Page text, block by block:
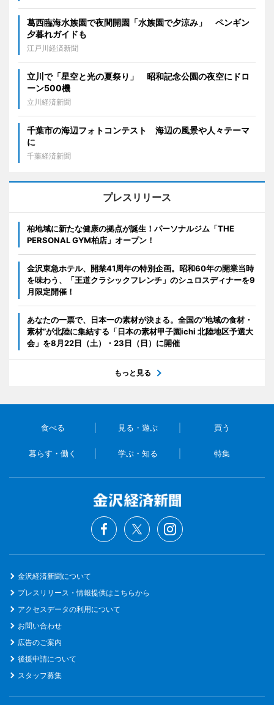
葛西臨海水族園で夜間開園「水族園で夕涼み」 ペンギン
夕暮れガイドも
江戸川経済新聞
立川で「星空と光の夏祭り」 昭和記念公園の夜空にドロ
ーン500機
立川経済新聞
千葉市の海辺フォトコンテスト 海辺の風景や人々テーマ
に
千葉経済新聞
プレスリリース
柏地域に新たな健康の拠点が誕生！パーソナルジム「THE
PERSONAL GYM柏店」オープン！
金沢東急ホテル、開業41周年の特別企画。昭和60年の開業当時
を味わう、「王道クラシックフレンチ」のシュロスディナーを9
月限定開催！
あなたの一票で、日本一の素材が決まる。全国の“地域の食材・
素材”が北陸に集結する「日本の素材甲子園ichi 北陸地区予選大
会」を8月22日（土）・23日（日）に開催
もっと見る
食べる 見る・遊ぶ 買う
暮らす・働く 学ぶ・知る 特集
金沢経済新聞について
プレスリリース・情報提供はこちらから
アクセスデータの利用について
お問い合わせ
広告のご案内
後援申請について
スタッフ募集